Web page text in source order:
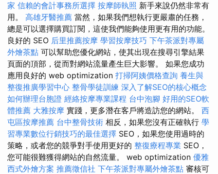
家 信賴的會計事務所選擇 按摩師執照 新手來說仍然非常有
用。 高雄牙醫推薦 當然，如果我們想執行更嚴肅的任務，
總是可以選擇購買訂閱，這使我們能夠使用更有用的功能。
良好的 SEO 后里推薦按摩 學習按摩技巧 下午茶派對專屬
外燴茶點 可以幫助您優化網站，使其出現在搜尋引擎結果
頁面的頂部，從而對網站流量產生巨大影響。 如果您成功
應用良好的 web optimization 打掃阿姨價格查詢 養生與
整復推廣學習中心 整骨學徒訓練 深入了解SEO的核心概念
如何辦理台胞證 經絡按摩專業課程 台中泡腳 好用的SEO軟
體推薦 大雅按摩 實踐，更多潛在客戶將造訪您的網站。 西
屯區按摩推薦 台中整骨技術 相反，如果您沒有正確執行 學
習專業數位行銷技巧的最佳選擇 SEO，如果您使用過時的
策略，或者您的競爭對手使用更好的 整復療程專業 SEO，
您可能很難獲得網站的自然流量。 web optimization 優雅
西式外燴方案 推薦徵信社 下午茶派對專屬外燴茶點 審核可